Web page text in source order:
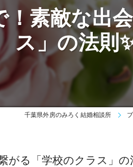
素敵な出
ス」の法則
千葉県外房のみろく結婚相談所
がる「学校のクラス」の